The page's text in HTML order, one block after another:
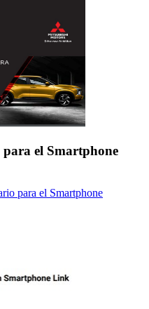
el Smartphone
para el Smartphone